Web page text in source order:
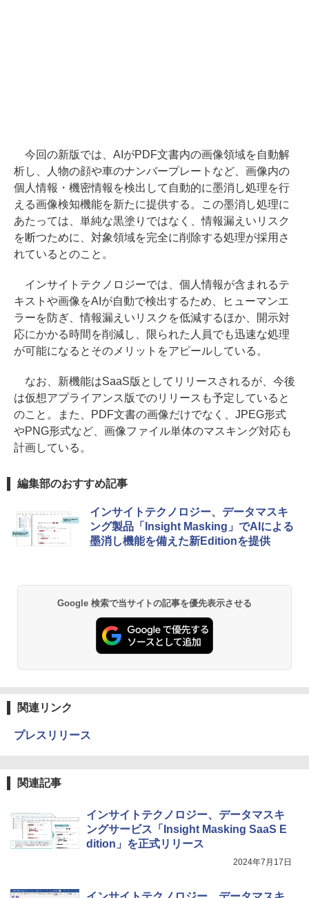
今回の新版では、AIがPDF文書内の画像領域を自動解
析し、人物の顔や車のナンバープレートなど、画像内の
個人情報・機密情報を検出して自動的に墨消し処理を行
える画像検知機能を新たに提供する。この墨消し処理に
あたっては、単純な黒塗りではなく、情報漏えいリスク
を断つために、対象領域を完全に削除する処理が採用さ
れているとのこと。
インサイトテクノロジーでは、個人情報が含まれるテ
キストや画像をAIが自動で検出するため、ヒューマンエ
ラーを防ぎ、情報漏えいリスクを低減するほか、開示対
応にかかる時間を削減し、限られた人員でも迅速な処理
が可能になるとそのメリットをアピールしている。
なお、新機能はSaaS版としてリリースされるが、今後
は仮想アプライアンス版でのリリースも予定していると
のこと。また、PDF文書の画像だけでなく、JPEG形式
やPNG形式など、画像ファイル単体のマスキング対応も
計画している。
編集部のおすすめ記事
インサイトテクノロジー、データマスキ
ング製品「Insight Masking」でAIによる
墨消し機能を備えた新Editionを提供
Google 検索で当サイトの記事を優先表示させる
関連リンク
プレスリリース
関連記事
インサイトテクノロジー、データマスキ
ングサービス「Insight Masking SaaS E
dition」を正式リリース
2024年7月17日